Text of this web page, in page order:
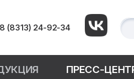
8 (8313) 24-92-34
ПРЕСС-